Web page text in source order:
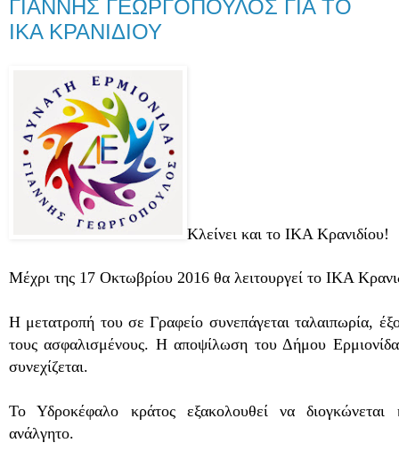
ΓΙΑΝΝΗΣ ΓΕΩΡΓΟΠΟΥΛΟΣ ΓΙΑ ΤΟ
ΙΚΑ ΚΡΑΝΙΔΙΟΥ
Κλείνει και το ΙΚΑ Κρανιδίου!
Μέχρι της 17 Οκτωβρίου 2016 θα λειτουργεί το ΙΚΑ
Η μετατροπή του σε Γραφείο συνεπάγεται ταλαιπωρία,
τους ασφαλισμένους. Η αποψίλωση του Δήμου
συνεχίζεται.
Το Υδροκέφαλο κράτος εξακολουθεί να διογκώνεται
ανάλγητο.